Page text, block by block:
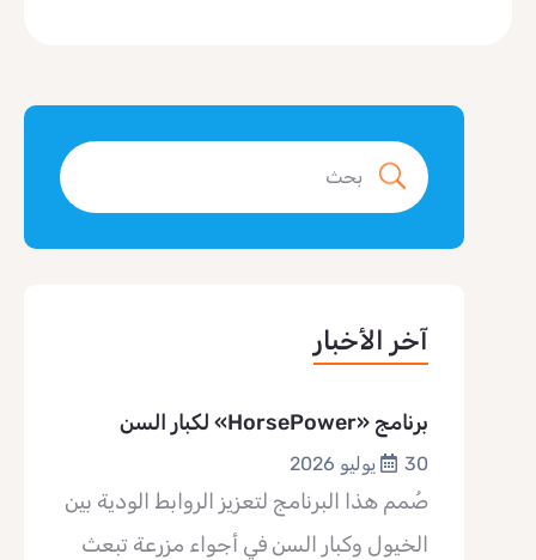
آخر الأخبار
برنامج «HorsePower» لكبار السن
30 يوليو 2026
صُمم هذا البرنامج لتعزيز الروابط الودية بين
الخيول وكبار السن في أجواء مزرعة تبعث